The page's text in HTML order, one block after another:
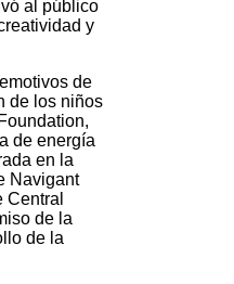
al público
y
de
de los niños
de energía
en la
Navigant
Central
de la
de la